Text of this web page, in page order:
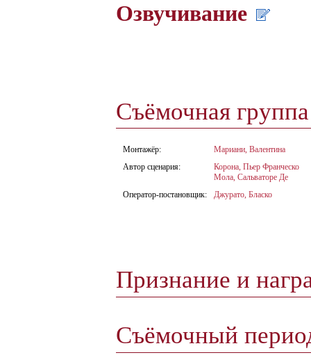
Озвучивание
Съёмочная
Монтажёр:
Мариани, Валентина
Автор сценария:
Корона, Пьер Франческо
Мола, Сальваторе Де
Оператор-постановщик:
Джурато, Бласко
Признание и
Съёмочный